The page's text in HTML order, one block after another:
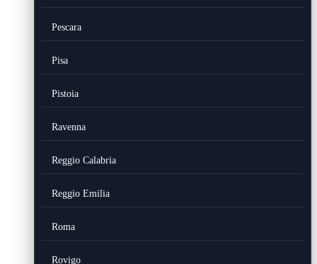
Pescara
Pisa
Pistoia
Ravenna
Reggio Calabria
Reggio Emilia
Roma
Rovigo